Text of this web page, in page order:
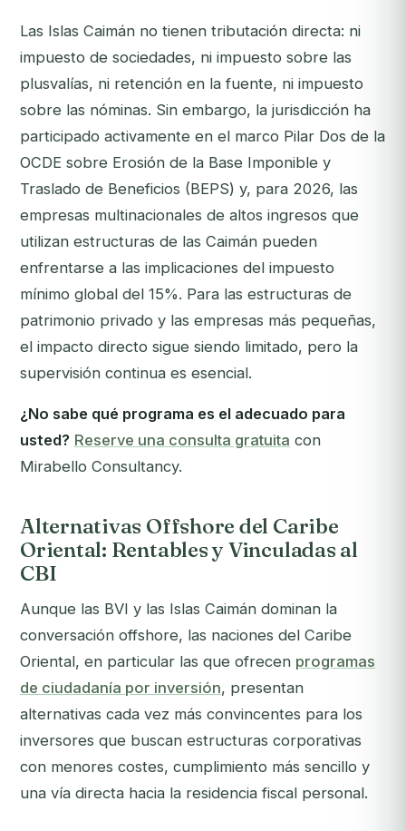
Las Islas Caimán no tienen tributación directa: ni
impuesto de sociedades, ni impuesto sobre las
plusvalías, ni retención en la fuente, ni impuesto
sobre las nóminas. Sin embargo, la jurisdicción ha
participado activamente en el marco Pilar Dos de la
OCDE sobre Erosión de la Base Imponible y
Traslado de Beneficios (BEPS) y, para 2026, las
empresas multinacionales de altos ingresos que
utilizan estructuras de las Caimán pueden
enfrentarse a las implicaciones del impuesto
mínimo global del 15%. Para las estructuras de
patrimonio privado y las empresas más pequeñas,
el impacto directo sigue siendo limitado, pero la
supervisión continua es esencial.
¿No sabe qué programa es el adecuado para
usted? Reserve una consulta gratuita con
Mirabello Consultancy.
Alternativas Offshore del Caribe
Oriental: Rentables y Vinculadas al
CBI
Aunque las BVI y las Islas Caimán dominan la
conversación offshore, las naciones del Caribe
Oriental, en particular las que ofrecen programas
de ciudadanía por inversión, presentan
alternativas cada vez más convincentes para los
inversores que buscan estructuras corporativas
con menores costes, cumplimiento más sencillo y
una vía directa hacia la residencia fiscal personal.